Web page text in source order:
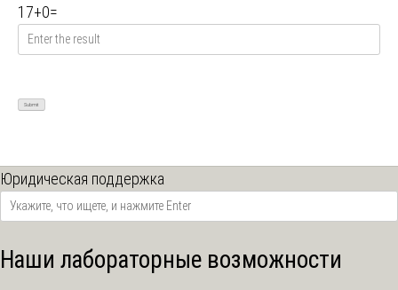
17+0=
Юридическая поддержка
Наши лабораторные возможности